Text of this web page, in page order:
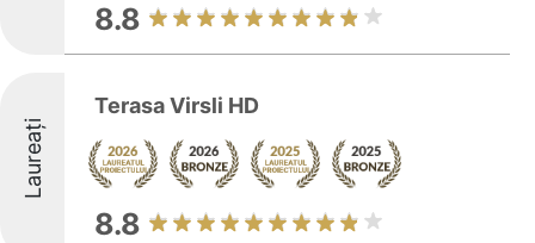
8.8
Laureați
Terasa Virsli HD
8.8